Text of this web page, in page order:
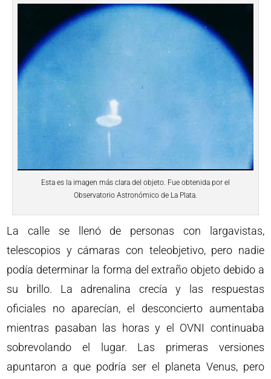
Esta es la imagen más clara del objeto. Fue obtenida por el
Observatorio Astronómico de La Plata.
La calle se llenó de personas con largavistas,
telescopios y cámaras con teleobjetivo, pero nadie
podía determinar la forma del extraño objeto debido a
su brillo. La adrenalina crecía y las respuestas
oficiales no aparecían, el desconcierto aumentaba
mientras pasaban las horas y el OVNI continuaba
sobrevolando el lugar. Las primeras versiones
apuntaron a que podría ser el planeta Venus, pero